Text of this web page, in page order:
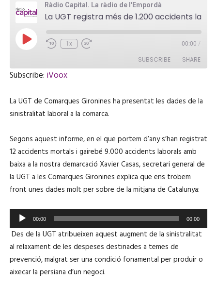
Ràdio Capital. La ràdio de l'Empordà
P
l
E
p
o
e
1x 00:00 /
SUBSCRIBE SHARE
RSS FEED
LINK
EMBED
Subscribe: iVoox
La UGT de Comarques Gironines ha presentat les dades de la
sinistralitat laboral a la comarca.
Segons aquest informe, en el que portem d’any s’han registrat
12 accidents mortals i gairebé 9.000 accidents laborals amb
baixa a la nostra demarcació Xavier Casas, secretari general de
la UGT a les Comarques Gironines explica que ens trobem
front unes dades molt per sobre de la mitjana de Catalunya:
e
p
r
o
d
00:00 00:00
Des de la UGT atribueixen aquest augment de la sinistralitat
al relaxament de les despeses destinades a temes de
prevenció, malgrat ser una condició fonamental per produir o
aixecar la persiana d’un negoci.